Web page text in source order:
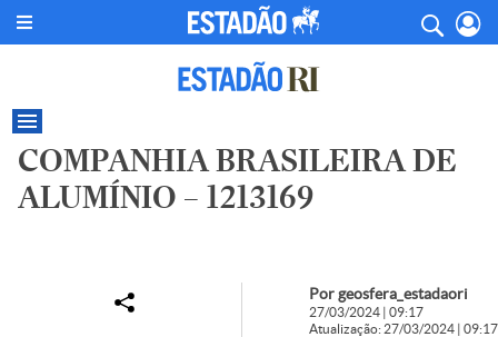
COMPANHIA BRASILEIRA DE
ALUMÍNIO – 1213169
Por geosfera_estadaori
27/03/2024 | 09:17
Atualização: 27/03/2024 | 09:17